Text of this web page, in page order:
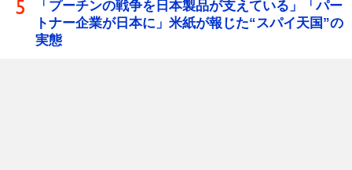
「プーチンの戦争を日本製品が支えている」「パー
トナー企業が日本に」米紙が報じた“スパイ天国”の
実態